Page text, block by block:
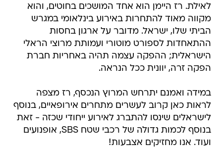
לאילת. רז היימן הוא אחד המושכים בחוטים, והוא
מקווה מאוד להתחרות באירוע בינלאומי במגרש
הביתי שלו, ישראל. מדובר על ארגון בחסות
ההתאחדות לספורט מוטורי ועמותת מרוצי הראלי
הישראלית; ההפקה עצמה תהיה באחריות חברת
הפקה זרה, יוונית ככל הנראה.
במידה ואמנם יתרחש המרוץ הנכסף, רז מצפה
לראות כאן קרוב לעשרים מתחרים אירופאיים, בנוסף
לישראלים שינסו להתברג לאירוע ייחודי שכזה - זאת
בנוסף לכמות גדולה של רכבי שטח SBS, אופנועים
ועוד. אנו מחזיקים אצבעות!